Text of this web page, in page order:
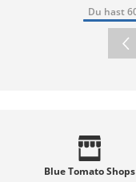
Du hast
Blue TomatoShops